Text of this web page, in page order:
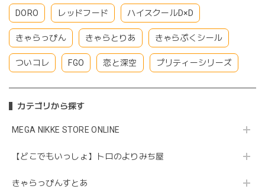
DORO レッドフード ハイスクールD×D
きゃらっぴん きゃらとりあ きゃらぷくシール
ついコレ FGO 恋と深空 プリティーシリーズ
カテゴリから探す
MEGA NIKKE STORE ONLINE
【どこでもいっしょ】トロのよりみち屋
きゃらっぴんすとあ